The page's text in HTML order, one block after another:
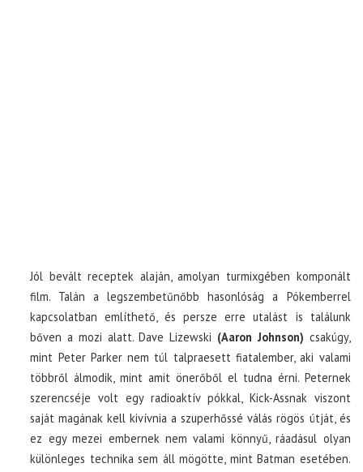
Jól bevált receptek alaján, amolyan turmixgében komponált
film. Talán a legszembetűnőbb hasonlóság a Pókemberrel
kapcsolatban említhető, és persze erre utalást is találunk
bőven a mozi alatt. Dave Lizewski (Aaron Johnson) csakúgy,
mint Peter Parker nem túl talpraesett fiatalember, aki valami
többről álmodik, mint amit önerőből el tudna érni. Peternek
szerencséje volt egy radioaktív pókkal, Kick-Assnak viszont
saját magának kell kivívnia a szuperhőssé válás rögös útját, és
ez egy mezei embernek nem valami könnyű, ráadásul olyan
különleges technika sem áll mögötte, mint Batman esetében.